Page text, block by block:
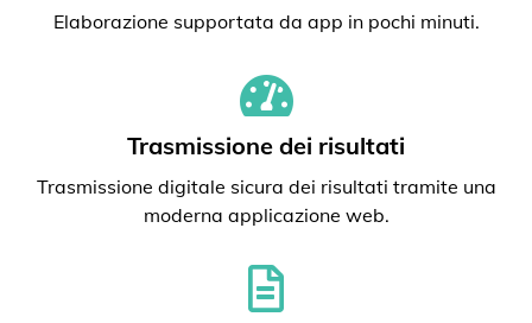
Elaborazione supportata da app in pochi minuti.
Trasmissione dei risultati
Trasmissione digitale sicura dei risultati tramite una
moderna applicazione web.